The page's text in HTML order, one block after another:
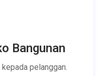
Bangunan
pelanggan.